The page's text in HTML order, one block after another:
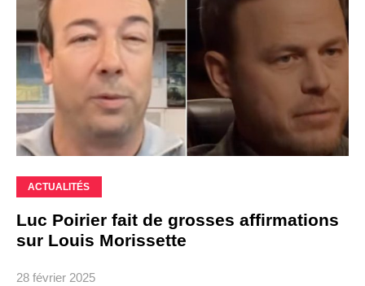
ACTUALITÉS
Luc Poirier fait de grosses affirmations
sur Louis Morissette
28 février 2025